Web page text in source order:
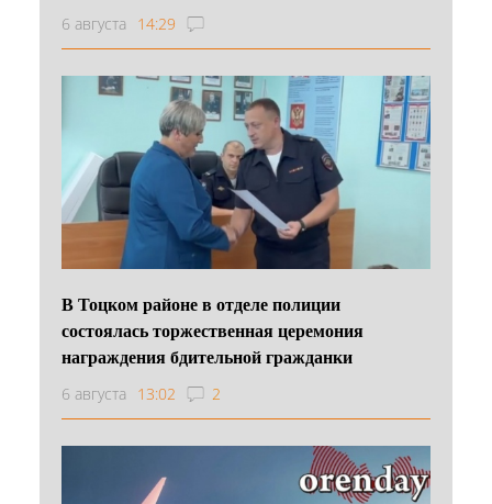
6 августа 14:29
В Тоцком районе в отделе полиции
состоялась торжественная церемония
награждения бдительной гражданки
6 августа 13:02 2